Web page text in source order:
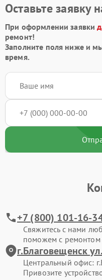
Оставьте заявку
При оформлении заявки
ремонт!
Заполните поля ниже и
время.
+7 (800) 101-16-
Свяжитесь с нами
поможем с ремонтом
г.Благовещенск
Центральный офис:
Привозите